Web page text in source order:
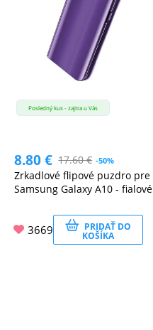
Posledný kus - zajtra u Vás
8.80€ 17.60€ -50%
Zrkadlové flipové puzdro pre
Samsung Galaxy A10 - fialové
3669 PRIDAŤ DO
KOŠÍKA